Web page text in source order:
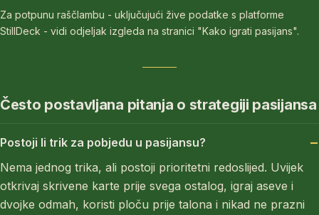
Za potpunu raščlambu - uključujući žive podatke s platforme
StillDeck - vidi odjeljak izgleda na stranici "Kako igrati pasijans".
Često postavljana pitanja o strategiji pasijansa
Postoji li trik za pobjedu u pasijansu?
Nema jednog trika, ali postoji prioritetni redoslijed. Uvijek
otkrivaj skrivene karte prije svega ostalog, igraj aseve i
dvojke odmah, koristi ploču prije talona i nikad ne prazni